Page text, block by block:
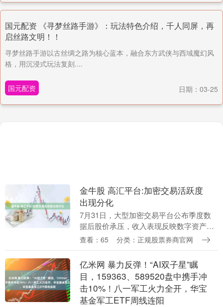
国元配资 《寻梦丝路手游》：玩法特色介绍，千人同屏，再
启丝路文明！！
寻梦丝路手游以古丝绸之路为核心蓝本，融合东方武侠与西域魔幻风
格，用沉浸式玩法复刻....
国元配资 日期：03-25
金牛股 高汇平台:加密交易活跃度
出现分化
7月31日，大型加密交易平台公布季度数
据后股价承压，收入表现反映数字资产交
易活跃度仍有明显波动。高汇平台表示，
资金成本与风险....
查看：65 分类：正规股票券商官网
亿米网 暴力反弹！“AI双子星”瞩
目，159363、589520盘中携手冲
击10%！八一军工火力全开，华宝
基金军工ETF周线连阳